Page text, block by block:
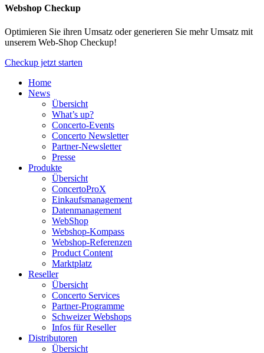
Webshop Checkup
Optimieren Sie ihren Umsatz oder generieren Sie mehr Umsatz mit
unserem Web-Shop Checkup!
Checkup jetzt starten
Home
News
Übersicht
What’s up?
Concerto-Events
Concerto Newsletter
Partner-Newsletter
Presse
Produkte
Übersicht
ConcertoProX
Einkaufsmanagement
Datenmanagement
WebShop
Webshop-Kompass
Webshop-Referenzen
Product Content
Marktplatz
Reseller
Übersicht
Concerto Services
Partner-Programme
Schweizer Webshops
Infos für Reseller
Distributoren
Übersicht